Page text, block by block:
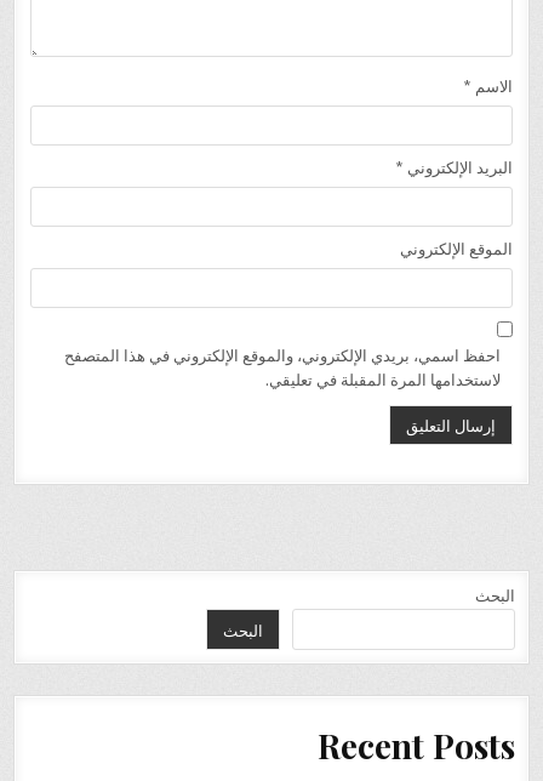
الاسم *
البريد الإلكتروني *
الموقع الإلكتروني
احفظ اسمي، بريدي الإلكتروني، والموقع الإلكتروني في هذا المتصفح
لاستخدامها المرة المقبلة في تعليقي.
البحث
البحث
Recent Posts